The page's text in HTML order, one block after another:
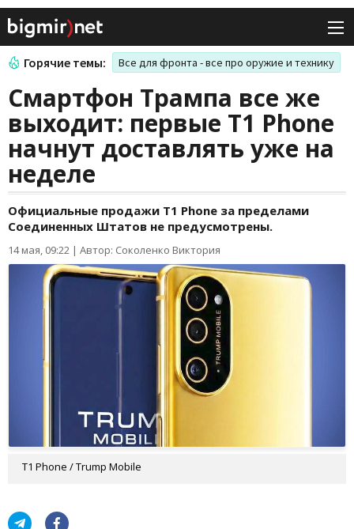
Горячие темы: Все для фронта - все про оружие и технику
Смартфон Трампа все же
выходит: первые T1 Phone
начнут доставлять уже на
неделе
Официальные продажи T1 Phone за пределами
Соединенных Штатов не предусмотрены.
14 мая, 09:22 | Автор: Соколенко Виктория
T1 Phone / Trump Mobile